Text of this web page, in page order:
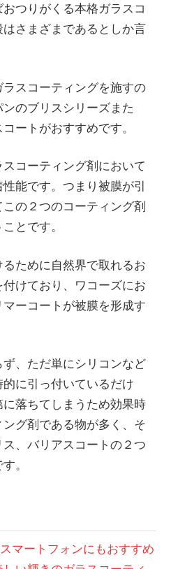
つりがくる本格ガラスコ
さまざまであるとしか言
スコーティングを施すの
のブリスシリーズまた
ートがおすすめです。
コーティング剤において
能です。つまり被膜が引
の２つのコーティング剤
とです。
ために自然界で取れるお
けており、ワコーズにお
ーコートが被膜を形成す
、ただ単にシリコンなど
に引っ付いているだけ
落ちてしまうため効果時
グ剤である物が多く、そ
、バリアスコートの２つ
。
マートフォンにもおすすめ